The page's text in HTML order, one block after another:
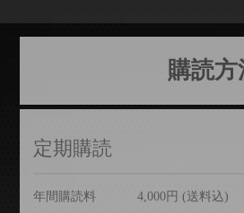
購読方
定期購読
年間購読料 4,000円 (送料込)